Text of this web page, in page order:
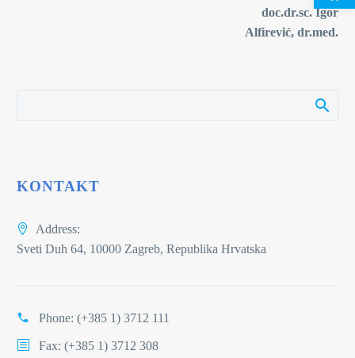
doc.dr.sc. Igor
Alfirević, dr.med.
KONTAKT
Address:
Sveti Duh 64, 10000 Zagreb, Republika Hrvatska
Phone: (+385 1) 3712 111
Fax: (+385 1) 3712 308